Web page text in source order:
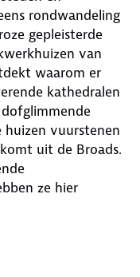
rondwandeling
gepleisterde
van
waarom er
kathedralen
huizen vuurstenen
uit de Broads.
ze hier